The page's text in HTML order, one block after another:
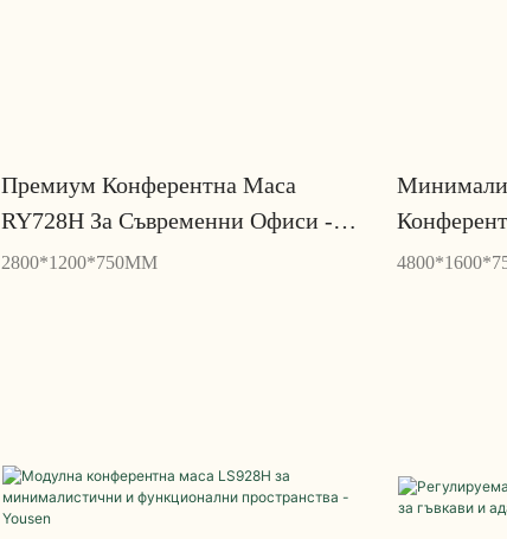
Премиум Конферентна Маса
RY728H За Съвременни Офиси -
Yousen
2800*1200*750MM
Лесни И